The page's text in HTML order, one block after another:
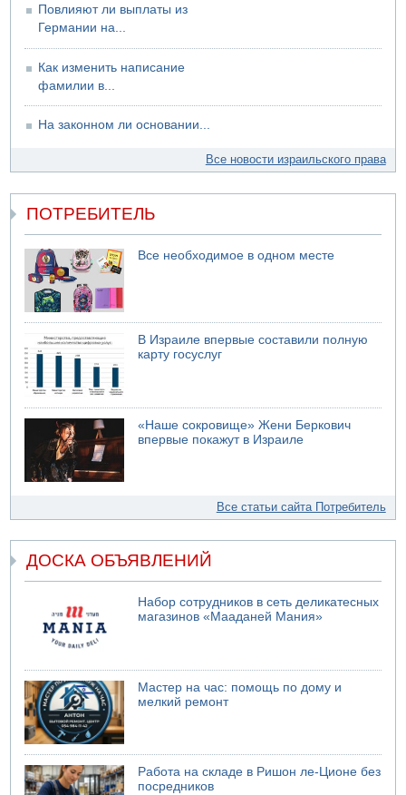
Повлияют ли выплаты из
Германии на...
Как изменить написание
фамилии в...
На законном ли основании...
Все новости израильского права
ПОТРЕБИТЕЛЬ
Все необходимое в одном месте
В Израиле впервые составили полную
карту госуслуг
«Наше сокровище» Жени Беркович
впервые покажут в Израиле
Все статьи сайта Потребитель
ДОСКА ОБЪЯВЛЕНИЙ
Набор сотрудников в сеть деликатесных
магазинов «Мааданей Мания»
Мастер на час: помощь по дому и
мелкий ремонт
Работа на складе в Ришон ле-Ционе без
посредников